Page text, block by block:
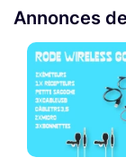
Annonces